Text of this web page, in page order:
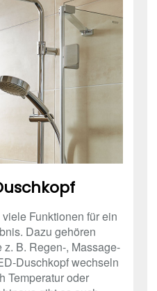
Funktionen für ein
Dazu gehören
B. Regen-, Massage-
Duschkopf wechseln
Temperatur oder